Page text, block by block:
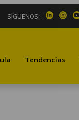
SÍGUENOS:
Tendencias